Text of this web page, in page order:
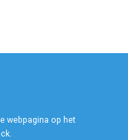
webpagina op het